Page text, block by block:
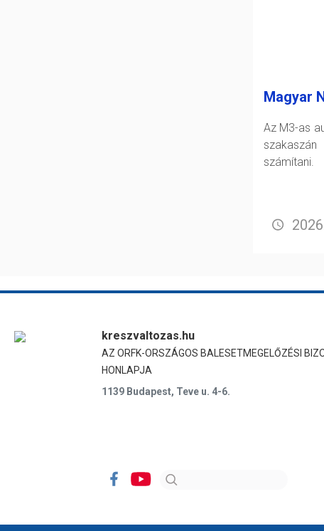
Magyar
Az M3-as
számítani.
kreszvaltozas.hu
AZ ORFK-ORSZÁGOS BALESETMEGELŐZÉSI
HONLAPJA
1139 Budapest, Teve u. 4-6.